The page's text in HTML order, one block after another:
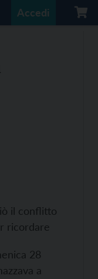
Accedi
il conflitto
ricordare
28
a